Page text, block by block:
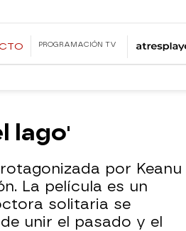
PROGRAMACIÓN TV
lago'
por Keanu
La película es un
solitaria se
unir el pasado y el